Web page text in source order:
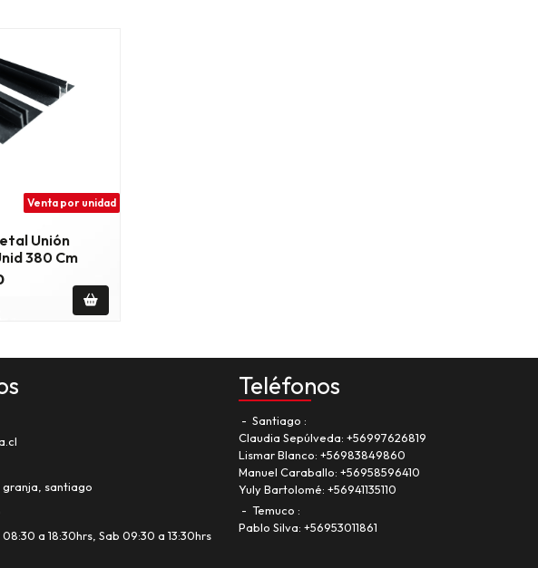
Venta por unidad
Unión
380 Cm
granja, santiago
a 18:30hrs, Sab 09:30 a 13:30hrs
Teléfonos
Santiago
Claudia Sepúlveda: +56997626819
Lismar Blanco: +56983849860
Manuel Caraballo: +56958596410
Yuly Bartolomé: +56941135110
Temuco
Pablo Silva: +56953011861